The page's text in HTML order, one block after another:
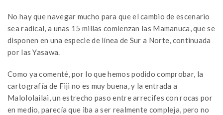
No hay que navegar mucho para que el cambio de escenario
sea radical, a unas 15 millas comienzan las Mamanuca, que se
disponen en una especie de línea de Sur a Norte, continuada
por las Yasawa.
Como ya comenté, por lo que hemos podido comprobar, la
cartografía de Fiji no es muy buena, y la entrada a
Malololailai, un estrecho paso entre arrecifes con rocas por
en medio, parecía que iba a ser realmente compleja, pero no